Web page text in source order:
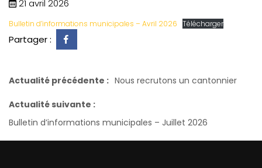
21 avril 2026
Bulletin d’informations municipales – Avril 2026 Télécharger
Partager :
Actualité précédente : Nous recrutons un cantonnier
Actualité suivante :
Bulletin d’informations municipales – Juillet 2026